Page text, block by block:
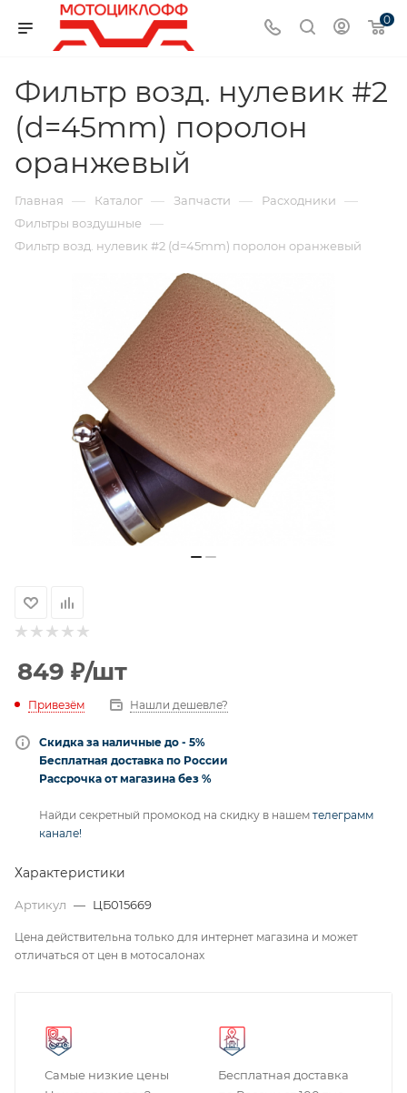
0
Фильтр возд. нулевик #2
(d=45mm) поролон
оранжевый
Главная — Каталог — Запчасти — Расходники —
Фильтры воздушные —
Фильтр возд. нулевик #2 (d=45mm) поролон оранжевый
849 ₽/шт
Привезём Нашли дешевле?
Скидка за наличные до - 5%
Бесплатная доставка по России
Рассрочка от магазина без %
Найди секретный промокод на скидку в нашем телеграмм
канале!
Характеристики
Артикул — ЦБ015669
Цена действительна только для интернет магазина и может
отличаться от цен в мотосалонах
Самые низкие цены
Бесплатная доставка